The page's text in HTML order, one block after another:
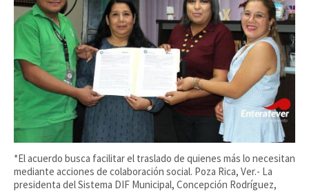
*El acuerdo busca facilitar el traslado de quienes más lo necesitan
mediante acciones de colaboración social. Poza Rica, Ver.- La
presidenta del Sistema DIF Municipal, Concepción Rodríguez,